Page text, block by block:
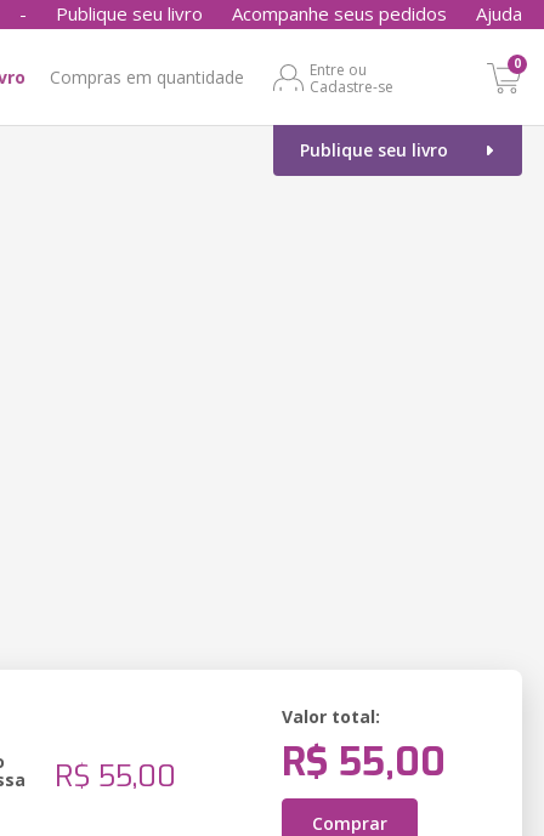
- Publique seu livro Acompanhe seus pedidos Ajuda
Compras em quantidade
Entre ou
Cadastre-se
0
Publique seu livro
R$ 55,00
Valor total:
R$ 55,00
Comprar